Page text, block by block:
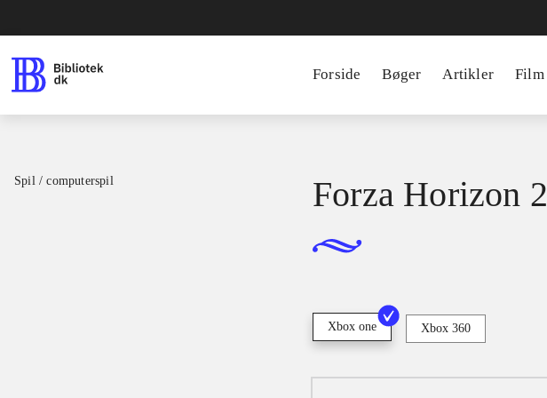
Forside Bøger Artikler Film
Spil / computerspil Forza Horizon 2
Xbox one Xbox 360